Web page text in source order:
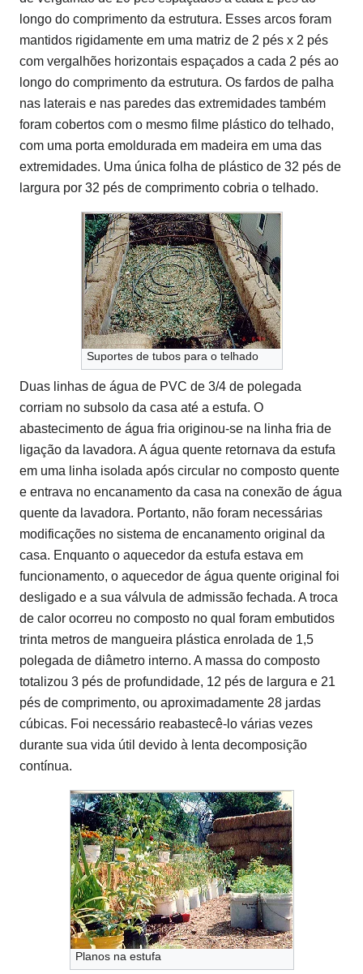
longo do comprimento da estrutura. Esses arcos foram
mantidos rigidamente em uma matriz de 2 pés x 2 pés
com vergalhões horizontais espaçados a cada 2 pés ao
longo do comprimento da estrutura. Os fardos de palha
nas laterais e nas paredes das extremidades também
foram cobertos com o mesmo filme plástico do telhado,
com uma porta emoldurada em madeira em uma das
extremidades. Uma única folha de plástico de 32 pés de
largura por 32 pés de comprimento cobria o telhado.
Suportes de tubos para o telhado
Duas linhas de água de PVC de 3/4 de polegada
corriam no subsolo da casa até a estufa. O
abastecimento de água fria originou-se na linha fria de
ligação da lavadora. A água quente retornava da estufa
em uma linha isolada após circular no composto quente
e entrava no encanamento da casa na conexão de água
quente da lavadora. Portanto, não foram necessárias
modificações no sistema de encanamento original da
casa. Enquanto o aquecedor da estufa estava em
funcionamento, o aquecedor de água quente original foi
desligado e a sua válvula de admissão fechada. A troca
de calor ocorreu no composto no qual foram embutidos
trinta metros de mangueira plástica enrolada de 1,5
polegada de diâmetro interno. A massa do composto
totalizou 3 pés de profundidade, 12 pés de largura e 21
pés de comprimento, ou aproximadamente 28 jardas
cúbicas. Foi necessário reabastecê-lo várias vezes
durante sua vida útil devido à lenta decomposição
contínua.
Planos na estufa